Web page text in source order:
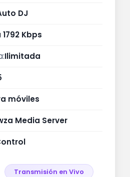
DJ
Kbps
Ilimitada
móviles
Media Server
Transmisión en Vivo